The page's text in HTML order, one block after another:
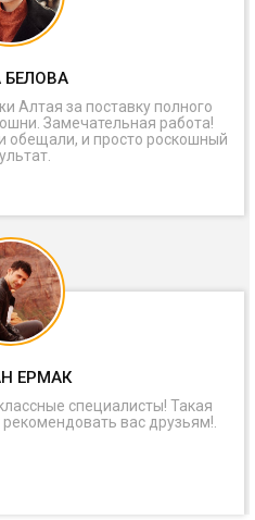
Алтая за поставку полного
Замечательная работа!
обещали, и просто роскошный
ЕРМАК
специалисты! Такая
вас друзьям!.